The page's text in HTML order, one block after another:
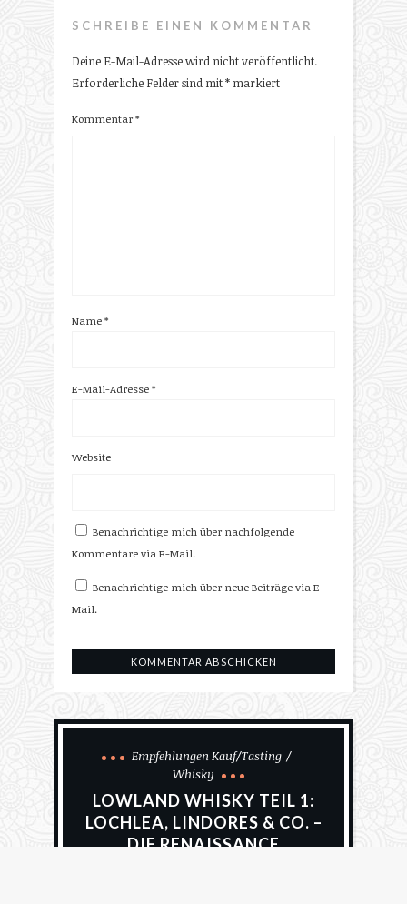
SCHREIBE EINEN KOMMENTAR
Deine E-Mail-Adresse wird nicht veröffentlicht.
Erforderliche Felder sind mit* markiert
Kommentar*
Name*
E-Mail-Adresse*
Website
Benachrichtige mich über nachfolgende
Kommentare via E-Mail.
Benachrichtige mich über neue Beiträge via E-
Mail.
Empfehlungen Kauf/Tasting
Whisky
LOWLAND WHISKY TEIL 1:
LOCHLEA, LINDORES & CO. –
DIE RENAISSANCE